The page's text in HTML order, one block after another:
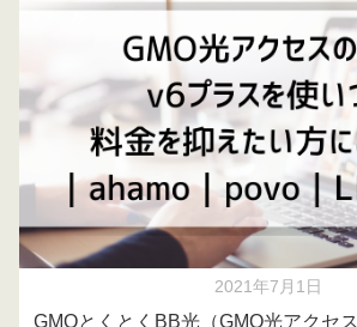
2021年7月1日
GMOとくとくBB光（GMO光アクセ